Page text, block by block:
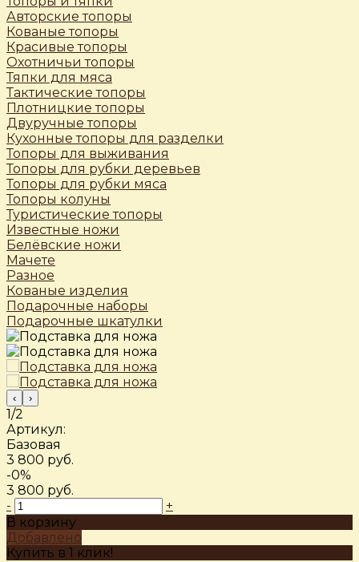
Авторские топоры
Кованые топоры
Красивые топоры
Охотничьи топоры
Тяпки для мяса
Тактические топоры
Плотницкие топоры
Двуручные топоры
Кухонные топоры для разделки
Топоры для выживания
Топоры для рубки деревьев
Топоры для рубки мяса
Топоры колуны
Туристические топоры
Известные ножи
Белёвские ножи
Мачете
Разное
Кованые изделия
Подарочные наборы
Подарочные шкатулки
‹ ›
1/2
Артикул:
Базовая
3 800 руб.
-0%
3 800 руб.
-
+
В корзину
Добавлено
Купить в 1 клик!